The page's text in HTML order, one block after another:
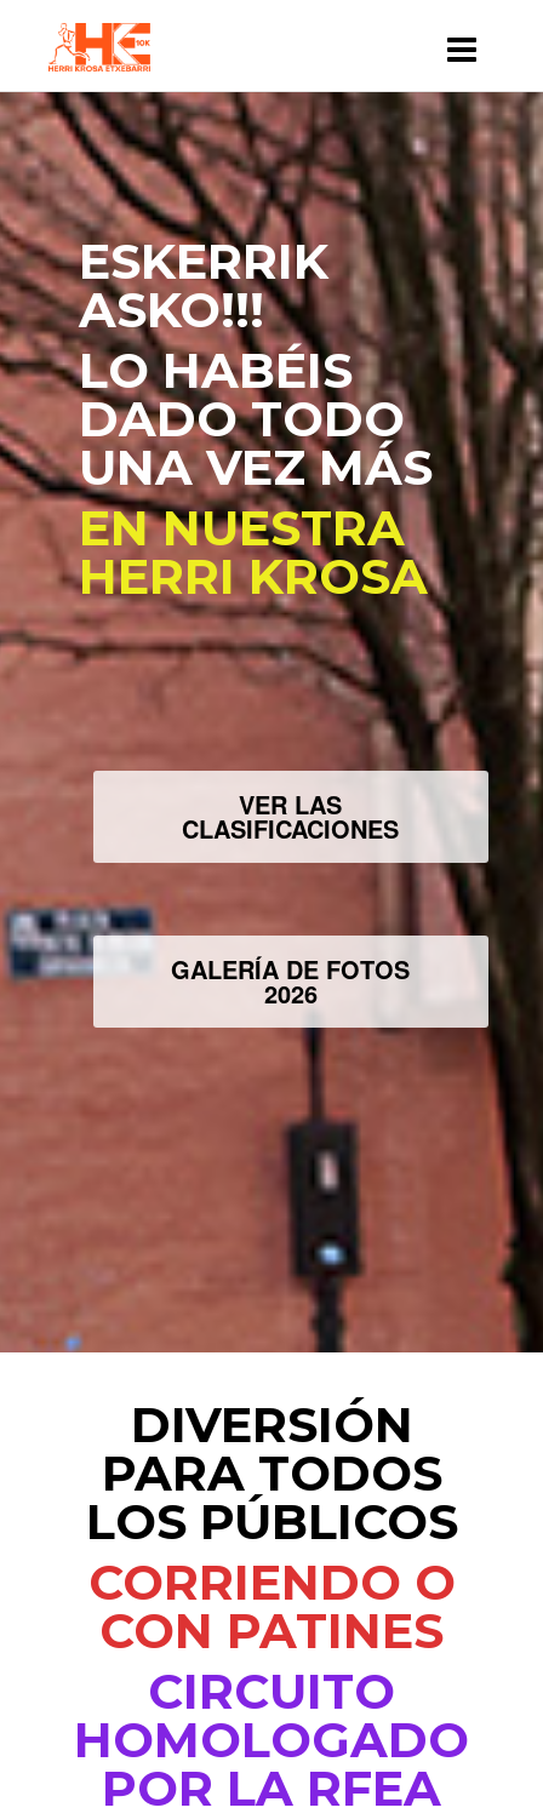
ESKERRIK
ASKO!!!
LO HABÉIS
DADO TODO
UNA VEZ MÁS
EN NUESTRA
HERRI KROSA
VER LAS
CLASIFICACIONES
GALERÍA DE FOTOS
2026
DIVERSIÓN
PARA TODOS
LOS PÚBLICOS
CORRIENDO O
CON PATINES
CIRCUITO
HOMOLOGADO
POR LA RFEA